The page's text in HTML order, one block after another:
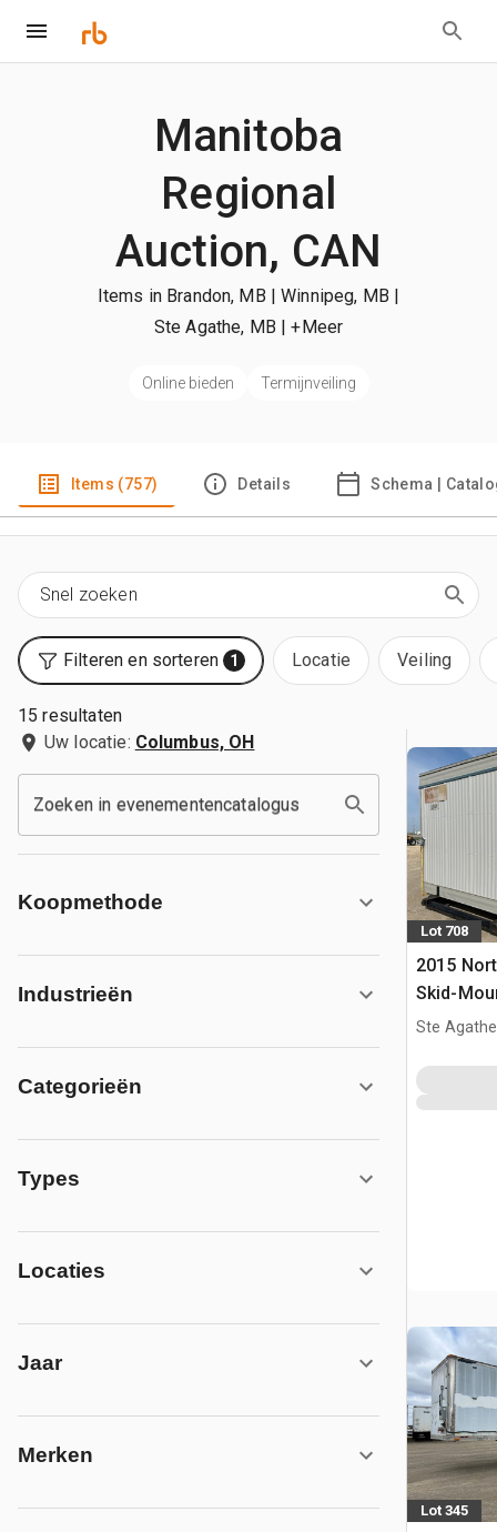
Manitoba
Regional
Auction, CAN
Items in Brandon, MB | Winnipeg, MB |
Ste Agathe, MB | +Meer
Online bieden Termijnveiling
Items (757) Details Schema |
Filteren en sorteren 1 Locatie Veiling
15 resultaten
Uw locatie: Columbus, OH
Zoeken in evenementencatalogus
Koopmethode
Industrieën
Categorieën
Types
Locaties
Jaar
Merken
Lot 708
2015
Skid-
kantoor
Ste
Lot 345